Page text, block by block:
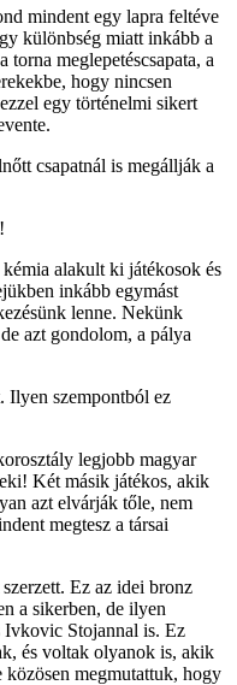
mindent egy lapra feltéve
különbség miatt inkább a
meglepetéscsapata, a
hogy nincsen
egy történelmi sikert
csapatnál is megállják a
alakult ki játékosok és
inkább egymást
lenne. Nekünk
azt gondolom, a pálya
Ilyen szempontból ez
legjobb magyar
Két másik játékos, akik
azt elvárják tőle, nem
megtesz a társai
Ez az idei bronz
a sikerben, de ilyen
Ivkovic Stojannal is. Ez
és voltak olyanok is, akik
megmutattuk, hogy